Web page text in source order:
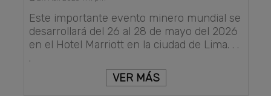
Este importante evento minero mundial se
desarrollará del 26 al 28 de mayo del 2026
en el Hotel Marriott en la ciudad de Lima. . .
.
VER MÁS